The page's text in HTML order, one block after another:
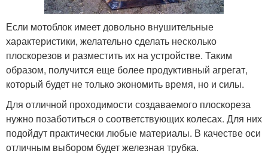
Если мотоблок имеет довольно внушительные
характеристики, желательно сделать несколько
плоскорезов и разместить их на устройстве. Таким
образом, получится еще более продуктивный агрегат,
который будет не только экономить время, но и силы.
Для отличной проходимости создаваемого плоскореза
нужно позаботиться о соответствующих колесах. Для них
подойдут практически любые материалы. В качестве оси
отличным выбором будет железная трубка.